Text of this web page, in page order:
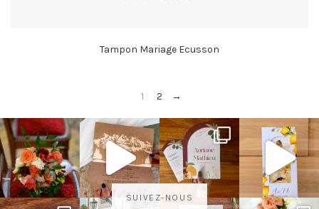
Tampon Mariage Ecusson
1 2 →
SUIVEZ-NOUS